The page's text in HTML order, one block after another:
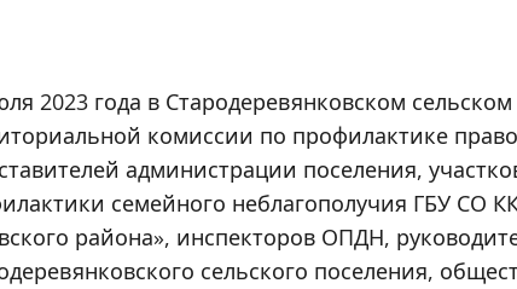
2023 года в Стародеревянковском
комиссии по профилактике
администрации поселения,
семейного неблагополучия ГБУ СО
района», инспекторов ОПДН,
сельского поселения,